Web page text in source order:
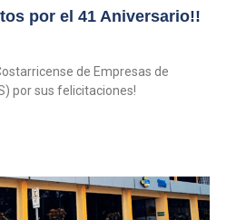
por el 41 Aniversario!!
de Empresas de
por sus felicitaciones!